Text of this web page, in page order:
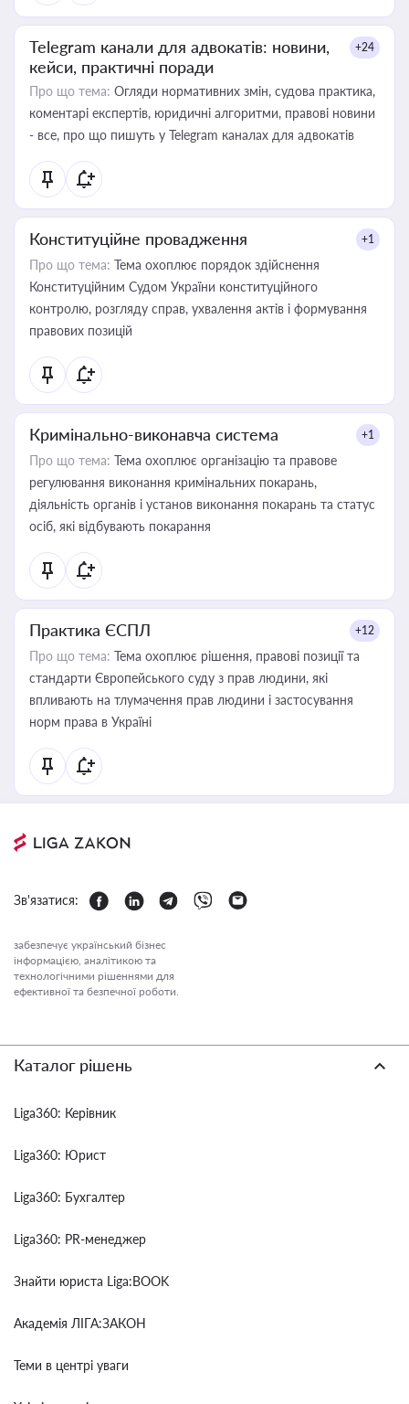
Telegram канали для адвокатів: новини,
кейси, практичні поради
+24
Про що тема: Огляди нормативних змін, судова практика,
коментарі експертів, юридичні алгоритми, правові новини
- все, про що пишуть у Telegram каналах для адвокатів
Конституційне провадження +1
Про що тема: Тема охоплює порядок здійснення
Конституційним Судом України конституційного
контролю, розгляду справ, ухвалення актів і формування
правових позицій
Кримінально-виконавча система +1
Про що тема: Тема охоплює організацію та правове
регулювання виконання кримінальних покарань,
діяльність органів і установ виконання покарань та статус
осіб, які відбувають покарання
Практика ЄСПЛ +12
Про що тема: Тема охоплює рішення, правові позиції та
стандарти Європейського суду з прав людини, які
впливають на тлумачення прав людини і застосування
норм права в Україні
Зв'язатися:
забезпечує український бізнес
інформацією, аналітикою та
технологічними рішеннями для
ефективної та безпечної роботи.
Каталог рішень
Liga360: Керівник
Liga360: Юрист
Liga360: Бухгалтер
Liga360: PR-менеджер
Знайти юриста Liga:BOOK
Академія ЛІГА:ЗАКОН
Теми в центрі уваги